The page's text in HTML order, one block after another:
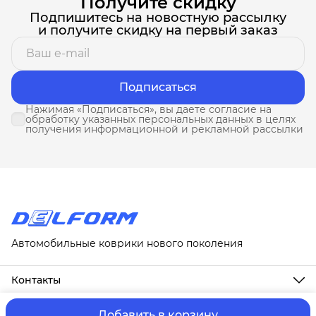
Подпишитесь на новостную рассылку
и получите скидку на первый заказ
Подписаться
Нажимая «Подписаться», вы даете согласие на
обработку указанных персональных данных в целях
получения информационной и рекламной рассылки
Автомобильные коврики нового поколения
Контакты
Адрес
г. Москва, ул. Новослободская, д. 20, 1А